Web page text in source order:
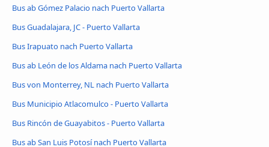
Bus ab Gómez Palacio nach Puerto Vallarta
Bus Guadalajara, JC - Puerto Vallarta
Bus Irapuato nach Puerto Vallarta
Bus ab León de los Aldama nach Puerto Vallarta
Bus von Monterrey, NL nach Puerto Vallarta
Bus Municipio Atlacomulco - Puerto Vallarta
Bus Rincón de Guayabitos - Puerto Vallarta
Bus ab San Luis Potosí nach Puerto Vallarta